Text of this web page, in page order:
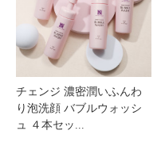
チェンジ 濃密潤いふんわ
り泡洗顔 バブルウォッシ
ュ ４本セッ...